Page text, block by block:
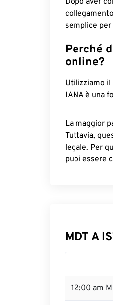
Dopo aver
semplice
Perché
online?
Utilizziamo il
IANA è una
La maggior
Tuttavia,
legale. Per
puoi essere
MDT A
12:00 am